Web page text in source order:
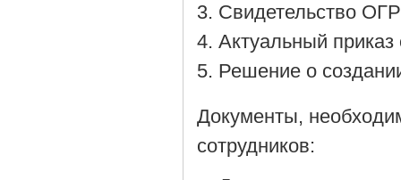
Cвидетельство
Актуальный приказ
Решение о
Документы,
сотрудников: